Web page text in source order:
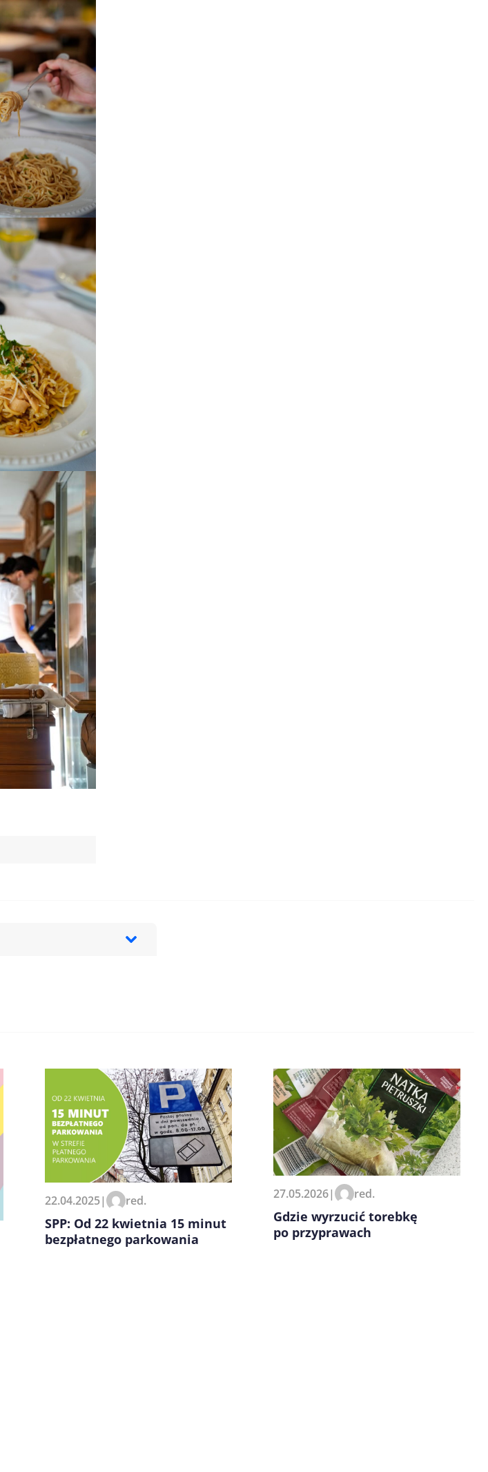
22.04.2025| red.
SPP: Od 22 kwietnia 15 minut
bezpłatnego parkowania
27.05.2026| red.
Gdzie wyrzucić torebkę
po przyprawach